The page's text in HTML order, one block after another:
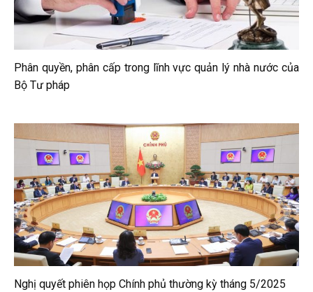
Phân quyền, phân cấp trong lĩnh vực quản lý nhà nước của
Bộ Tư pháp
Nghị quyết phiên họp Chính phủ thường kỳ tháng 5/2025